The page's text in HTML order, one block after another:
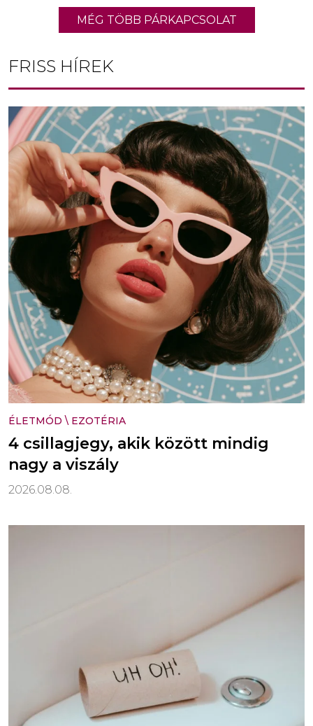
MÉG TÖBB PÁRKAPCSOLAT
FRISS HÍREK
ÉLETMÓD \ EZOTÉRIA
4 csillagjegy, akik között mindig
nagy a viszály
2026.08.08.